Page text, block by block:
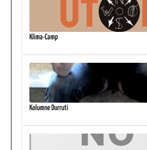
Klima-Camp
Kolumne Durruti